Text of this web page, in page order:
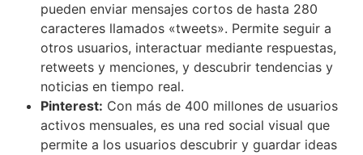
pueden enviar mensajes cortos de hasta 280
caracteres llamados «tweets». Permite seguir a
otros usuarios, interactuar mediante respuestas,
retweets y menciones, y descubrir tendencias y
noticias en tiempo real.
Pinterest: Con más de 400 millones de usuarios
activos mensuales, es una red social visual que
permite a los usuarios descubrir y guardar ideas